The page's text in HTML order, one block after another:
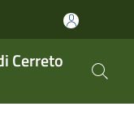
Cerreto